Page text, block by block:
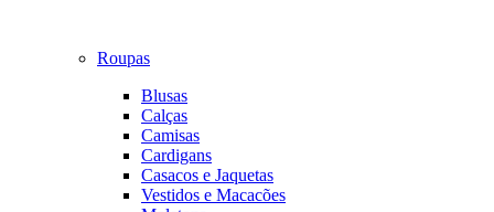
Roupas
Blusas
Calças
Camisas
Cardigans
Casacos e Jaquetas
Vestidos e Macacões